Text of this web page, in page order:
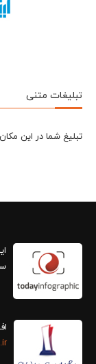
تبلیغات متنی
تبلیغ شما در این مکان، ماهانه